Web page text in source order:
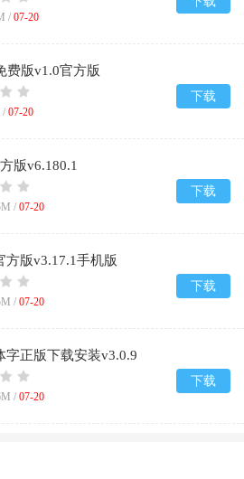
/ 07-20
费版v1.0官方版
/ 07-20
下载
版v6.180.1
/ 07-20
下载
方版v3.17.1手机版
/ 07-20
下载
字正版下载安装v3.0.9
/ 07-20
下载